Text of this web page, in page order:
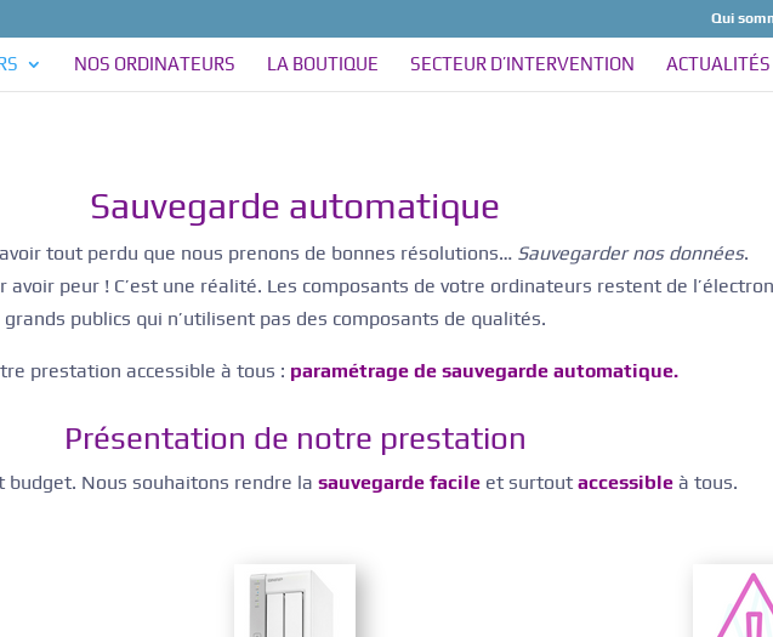
Qui
NOS ORDINATEURS LA BOUTIQUE SECTEUR D’INTERVENTION
Sauvegarde automatique
tout perdu que nous prenons de bonnes résolutions… Sauvegarder nos données.
peur ! C’est une réalité. Les composants de votre ordinateurs restent de
publics qui n’utilisent pas des composants de qualités.
prestation accessible à tous : paramétrage de sauvegarde automatique.
Présentation de notre prestation
budget. Nous souhaitons rendre lasauvegarde facile et surtoutaccessible à tous.